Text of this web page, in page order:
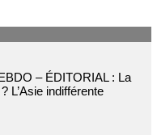
– ÉDITORIAL : La
L’Asie indifférente